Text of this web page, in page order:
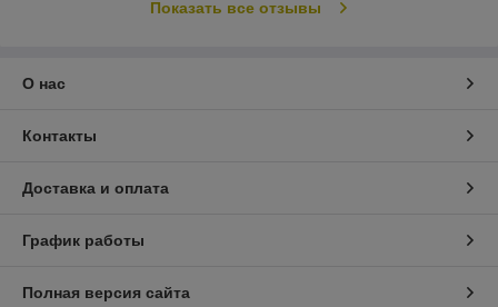
Показать все отзывы
О нас
Контакты
Доставка и оплата
График работы
Полная версия сайта